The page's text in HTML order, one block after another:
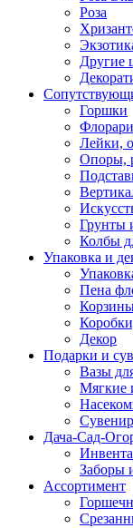
Роза
Другие
Горшки
Лейки,
Опоры,
Грунты
Колбы
Упаковка и
Пена
Декор
Подарки и
Вазы
Мягкие
Дача-Сад-
Заборы
Ассортимент